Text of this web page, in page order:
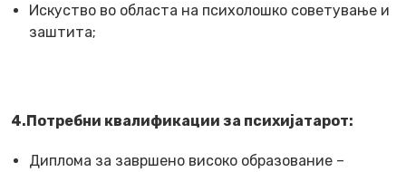
Искуство во областа на психолошко советување и
заштита;
4.Потребни квалификации за психијатарот:
Диплома за завршено високо образование –